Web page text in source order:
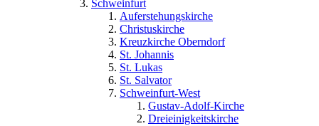
Schweinfurt
Auferstehungskirche
Christuskirche
Kreuzkirche Oberndorf
St. Johannis
St. Lukas
St. Salvator
Schweinfurt-West
Gustav-Adolf-Kirche
Dreieinigkeitskirche